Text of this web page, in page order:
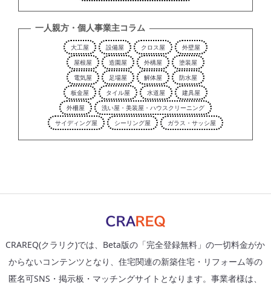
一人親方・個人事業主コラム
大工屋 設備屋 クロス屋
外壁屋
屋根屋
造園屋 外構屋
塗装屋
電気屋
足場屋 解体屋
防水屋
板金屋
タイル屋 水道屋
建具屋
外柵屋
洗い屋・美装屋・ハウスクリーニング
サイディング屋
シーリング屋 ガラス・サッシ屋
CRAREQ(クラリク)では、Beta版の「完全登録無料」の一切料金がか
からないコンテンツとなり、住宅関連の新築住宅・リフォーム等の
匿名可SNS・掲示板・マッチングサイトとなります。事業者様は、